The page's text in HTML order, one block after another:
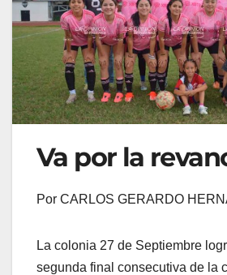
Va por la
Por CARLOS GERARDO
La colonia 27 de Septiembre
segunda final consecutiva de la